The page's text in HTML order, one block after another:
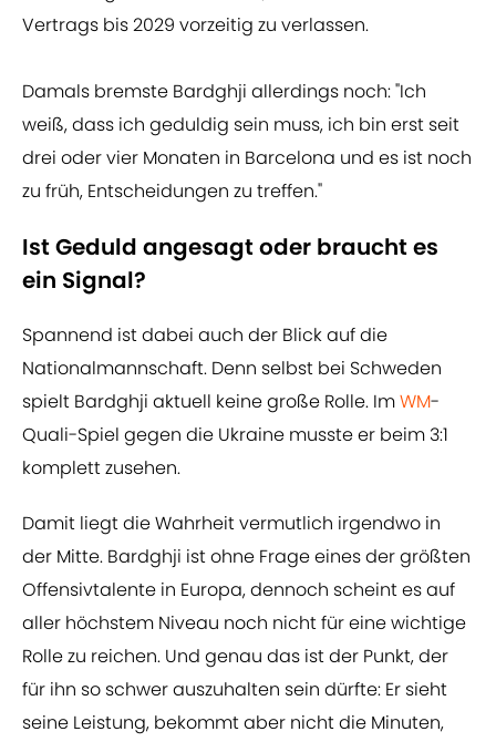
Vertrags bis 2029 vorzeitig zu verlassen.
Damals bremste Bardghji allerdings noch: "Ich
weiß, dass ich geduldig sein muss, ich bin erst seit
drei oder vier Monaten in Barcelona und es ist noch
zu früh, Entscheidungen zu treffen."
Ist Geduld angesagt oder braucht es
ein Signal?
Spannend ist dabei auch der Blick auf die
Nationalmannschaft. Denn selbst bei Schweden
spielt Bardghji aktuell keine große Rolle. ImWM-
Quali-Spiel gegen die Ukraine musste er beim 3:1
komplett zusehen.
Damit liegt die Wahrheit vermutlich irgendwo in
der Mitte. Bardghji ist ohne Frage eines der größten
Offensivtalente in Europa, dennoch scheint es auf
aller höchstem Niveau noch nicht für eine wichtige
Rolle zu reichen. Und genau das ist der Punkt, der
für ihn so schwer auszuhalten sein dürfte: Er sieht
seine Leistung, bekommt aber nicht die Minuten,